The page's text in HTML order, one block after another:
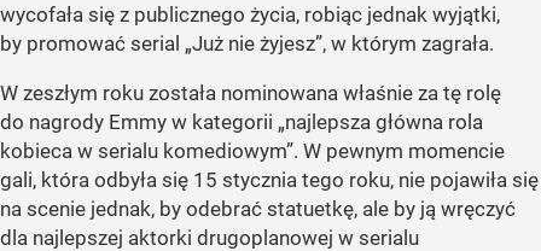
wycofała się z publicznego życia, robiąc jednak wyjątki,
by promować serial „Już nie żyjesz”, w którym zagrała.
W zeszłym roku została nominowana właśnie za tę rolę
do nagrody Emmy w kategorii „najlepsza główna rola
kobieca w serialu komediowym”. W pewnym momencie
gali, która odbyła się 15 stycznia tego roku, nie pojawiła się
na scenie jednak, by odebrać statuetkę, ale by ją wręczyć
dla najlepszej aktorki drugoplanowej w serialu